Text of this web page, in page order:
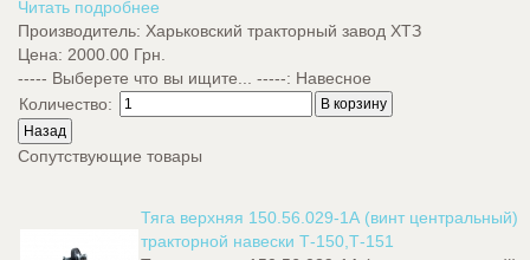
Читать подробнее
Производитель: Харьковский тракторный завод ХТЗ
Цена: 2000.00 Грн.
----- Выберете что вы ищите... -----: Навесное
Количество:
Сопутствующие товары
Тяга верхняя 150.56.029-1А (винт центральный)
тракторной навески Т-150,Т-151